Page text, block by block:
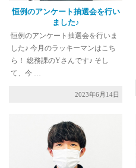
恒例のアンケート抽選会を行い
ました♪
恒例のアンケート抽選会を行いま
した♪ 今月のラッキーマンはこち
ら！ 総務課のYさんです♪ そし
て、今 …
2023年6月14日